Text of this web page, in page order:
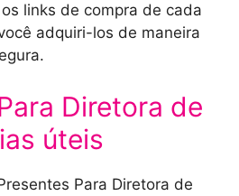
links de compra de cada
adquiri-los de maneira
Diretora de
úteis
Para Diretora de